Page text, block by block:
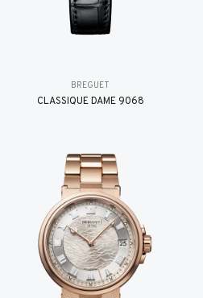
BREGUET
CLASSIQUE DAME 9068